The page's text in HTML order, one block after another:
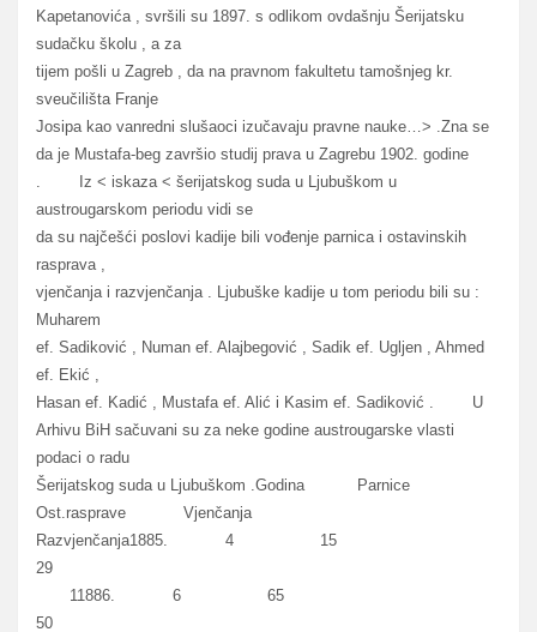
Kapetanovića , svršili su 1897. s odlikom ovdašnju Šerijatsku
sudačku školu , a za
tijem pošli u Zagreb , da na pravnom fakultetu tamošnjeg kr.
sveučilišta Franje
Josipa kao vanredni slušaoci izučavaju pravne nauke…> .Zna se
da je Mustafa-beg završio studij prava u Zagrebu 1902. godine
. Iz < iskaza < šerijatskog suda u Ljubuškom u
austrougarskom periodu vidi se
da su najčešći poslovi kadije bili vođenje parnica i ostavinskih
rasprava ,
vjenčanja i razvjenčanja . Ljubuške kadije u tom periodu bili su :
Muharem
ef. Sadiković , Numan ef. Alajbegović , Sadik ef. Ugljen , Ahmed
ef. Ekić ,
Hasan ef. Kadić , Mustafa ef. Alić i Kasim ef. Sadiković . U
Arhivu BiH sačuvani su za neke godine austrougarske vlasti
podaci o radu
Šerijatskog suda u Ljubuškom .Godina Parnice
Ost.rasprave Vjenčanja
Razvjenčanja1885. 4 15
29
11886. 6 65
50